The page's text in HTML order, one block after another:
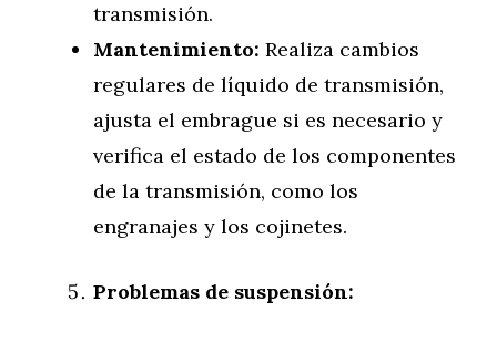
transmisión.
Mantenimiento: Realiza cambios
regulares de líquido de transmisión,
ajusta el embrague si es necesario y
verifica el estado de los componentes
de la transmisión, como los
engranajes y los cojinetes.
Problemas de suspensión: